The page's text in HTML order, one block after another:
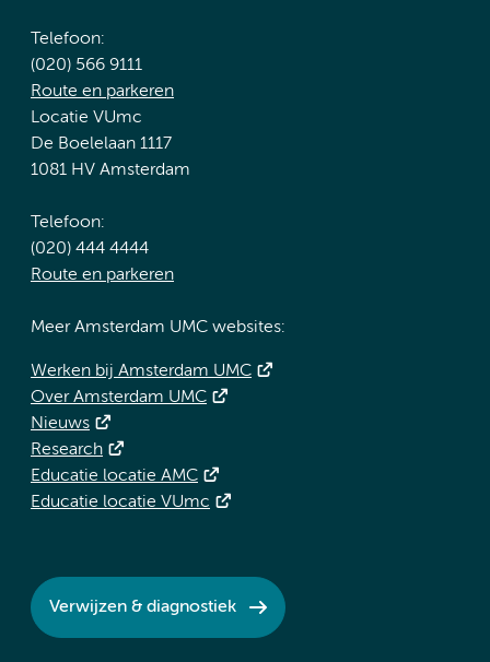
Telefoon:
(020) 566 9111
Route en parkeren
Locatie VUmc
De Boelelaan 1117
1081 HV Amsterdam
Telefoon:
(020) 444 4444
Route en parkeren
Meer Amsterdam UMC websites:
Werken bij Amsterdam UMC
Over Amsterdam UMC
Nieuws
Research
Educatie locatie AMC
Educatie locatie VUmc
Verwijzen & diagnostiek